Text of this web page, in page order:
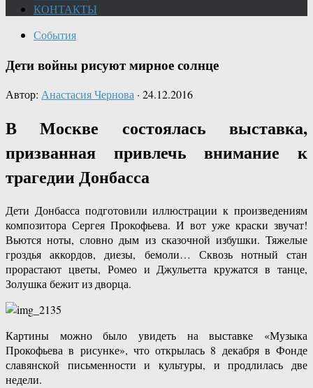
КОНТАКТЫ
События
Дети войны рисуют мирное солнце
Автор: Анастасия Чернова · 24.12.2016
В Москве состоялась выставка,
призванная привлечь внимание к
трагедии Донбасса
Дети Донбасса подготовили иллюстрации к произведениям
композитора Сергея Прокофьева. И вот уже краски звучат!
Вьются ноты, словно дым из сказочной избушки. Тяжелые
гроздья аккордов, диезы, бемоли… Сквозь нотный стан
прорастают цветы, Ромео и Джульетта кружатся в танце,
Золушка бежит из дворца.
Картины можно было увидеть на выставке «Музыка
Прокофьева в рисунке», что открылась 8 декабря в Фонде
славянской письменности и культуры, и продлилась две
недели.